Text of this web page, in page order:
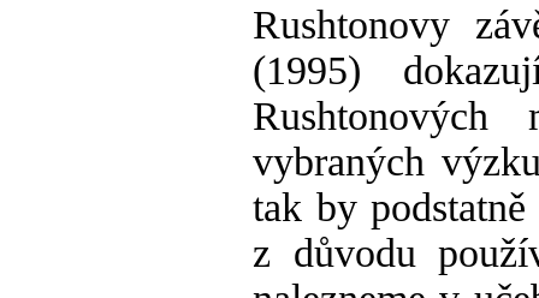
Rushtonovy
(1995)
vybraných
tak by
z důvodu